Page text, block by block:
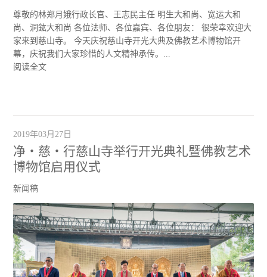
尊敬的林郑月娥行政长官、王志民主任 明生大和尚、宽运大和
尚、洞鈜大和尚 各位法师、各位嘉宾、各位朋友： 很荣幸欢迎大
家来到慈山寺。 今天庆祝慈山寺开光大典及佛教艺术博物馆开
幕，庆祝我们大家珍惜的人文精神承传。...
阅读全文
2019年03月27日
净‧慈‧行慈山寺举行开光典礼暨佛教艺术
博物馆启用仪式
新闻稿